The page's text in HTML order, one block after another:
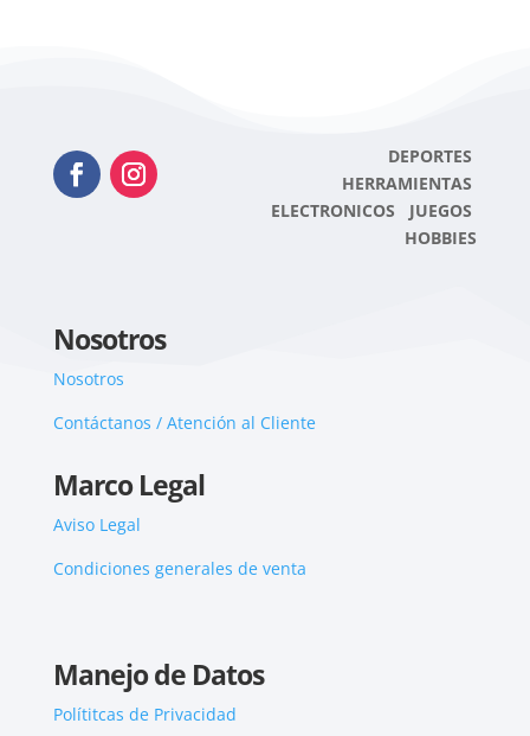
DEPORTES
HERRAMIENTAS
ELECTRONICOS JUEGOS
HOBBIES
Nosotros
Nosotros
Contáctanos / Atención al Cliente
Marco Legal
Aviso Legal
Condiciones generales de venta
Manejo de Datos
Polítitcas de Privacidad